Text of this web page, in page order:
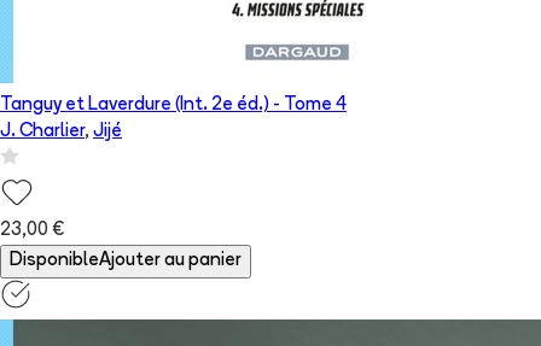
Tanguy et Laverdure (Int. 2e éd.) - Tome 4
J. Charlier, Jijé
23,00 €
DisponibleAjouter au panier